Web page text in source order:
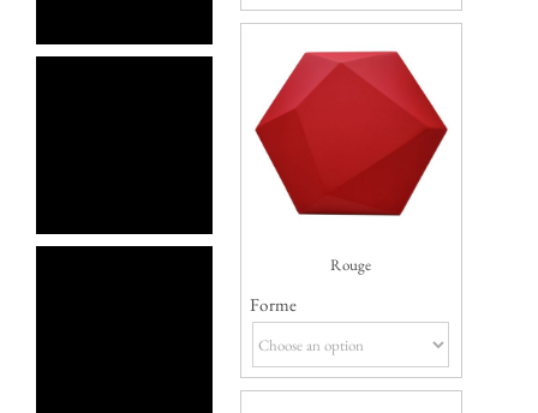
Rouge
Forme